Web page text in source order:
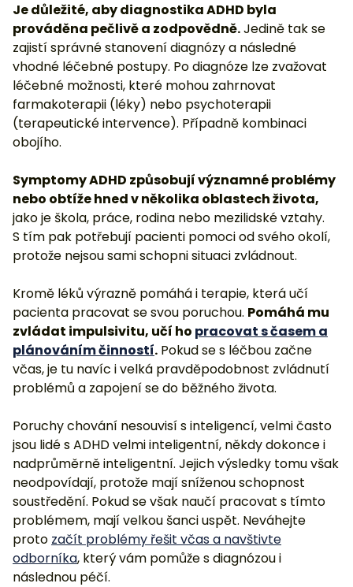
Je důležité, aby diagnostika ADHD byla
prováděna pečlivě a zodpovědně.Jedině tak se
zajistí správné stanovení diagnózy a následné
vhodné léčebné postupy. Po diagnóze lze zvažovat
léčebné možnosti, které mohou zahrnovat
farmakoterapii (léky) nebo psychoterapii
(terapeutické intervence). Případně kombinaci
obojího.
Symptomy ADHD způsobují významné problémy
nebo obtíže hned v několika oblastech života,
jako je škola, práce, rodina nebo mezilidské vztahy.
S tím pak potřebují pacienti pomoci od svého okolí,
protože nejsou sami schopni situaci zvládnout.
Kromě léků výrazně pomáhá i terapie, která učí
pacienta pracovat se svou poruchou. Pomáhá mu
zvládat impulsivitu, učí ho pracovat s časem a
plánováním činností. Pokud se s léčbou začne
včas, je tu navíc i velká pravděpodobnost zvládnutí
problémů a zapojení se do běžného života.
Poruchy chování nesouvisí s inteligencí, velmi často
jsou lidé s ADHD velmi inteligentní, někdy dokonce i
nadprůměrně inteligentní. Jejich výsledky tomu však
neodpovídají, protože mají sníženou schopnost
soustředění. Pokud se však naučí pracovat s tímto
problémem, mají velkou šanci uspět. Neváhejte
proto začít problémy řešit včas a navštivte
odborníka, který vám pomůže s diagnózou i
následnou péčí.